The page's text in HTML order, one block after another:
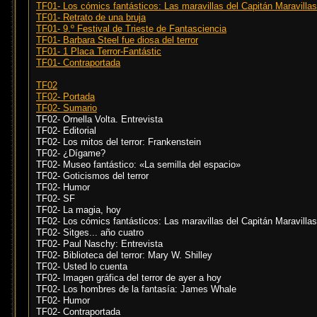
TF01- Los cómics fantásticos: Las maravillas del Capitán Maravillas
TF01- Retrato de una bruja
TF01- 9.º Festival de Trieste de Fantasciencia
TF01- Barbara Steel fue diosa del terror
TF01- 1 Placa Terror-Fantástic
TF01- Contraportada
TF02
TF02- Portada
TF02- Sumario
TF02- Ornella Volta. Entrevista
TF02- Editorial
TF02- Los mitos del terror: Frankenstein
TF02- ¿Dígame?
TF02- Museo fantástico: «La semilla del espacio»
TF02- Goticismos del terror
TF02- Humor
TF02- SF
TF02- La magia, hoy
TF02- Los cómics fantásticos: Las maravillas del Capitán
TF02- Sitges... año cuatro
TF02- Paul Naschy: Entrevista
TF02- Biblioteca del terror: Mary W. Shilley
TF02- Usted lo cuenta
TF02- Imagen gráfica del terror de ayer a hoy
TF02- Los hombres de la fantasía: James Whale
TF02- Humor
TF02- Contraportada